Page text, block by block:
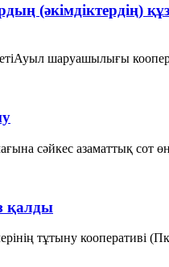
шаруашылығы
сәйкес азаматтық сот
қалды
тұтыну кооперативі